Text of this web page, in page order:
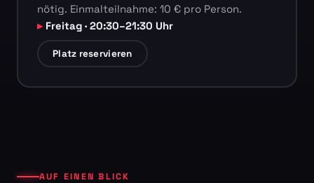
nötig. Einmalteilnahme: 10 € pro Person.
Freitag · 20:30–21:30 Uhr
Platz reservieren
AUF EINEN BLICK